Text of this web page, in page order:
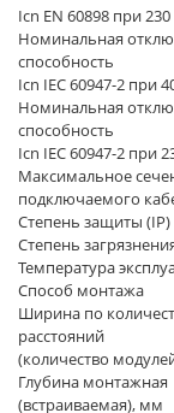
Icn EN 60898 при
Номинальная
способность
Icn IEC 60947-2 при
Номинальная
способность
Icn IEC 60947-2 при
Максимальное
подключаемого
Степень защиты (IP)
Степень
Температура
Способ монтажа
Ширина по
расстояний
(количество
Глубина монтажная
(встраиваемая), мм